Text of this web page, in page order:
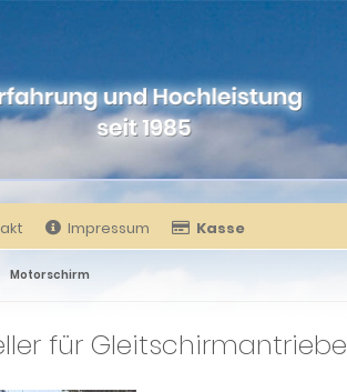
Impressum Kasse
Motorschirm
für Gleitschirmantriebe